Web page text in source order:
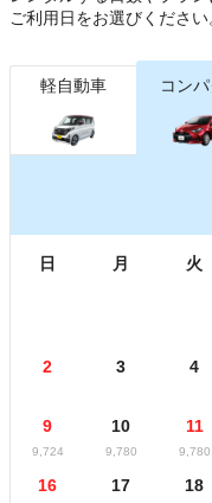
ご利用日をお選びください
軽自動車 コンパ
日 月 火
2 3 4
9
9,724
10
9,780
11
9,780
16 17 18